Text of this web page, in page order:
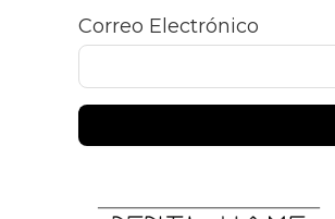
Correo Electrónico